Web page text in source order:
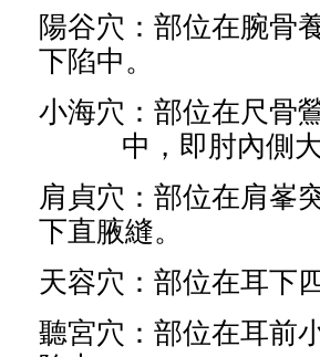
陽谷穴：部位在腕骨
下陷中。
小海穴：部位在尺骨
中，即肘內側
肩貞穴：部位在肩峯
下直腋縫。
天容穴：部位在耳下
聽宮穴：部位在耳前